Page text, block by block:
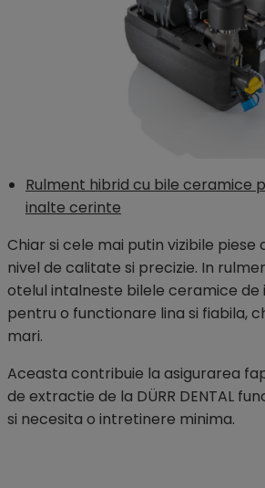
Rulment hibrid cu bile ceramice
inalte cerinte
Chiar si cele mai putin vizibile
nivel de calitate si precizie. In
otelul intalneste bilele ceramice
pentru o functionare lina si fiabila,
mari.
Aceasta contribuie la asigurarea
de extractie de la DÜRR DENTAL
si necesita o intretinere minima.